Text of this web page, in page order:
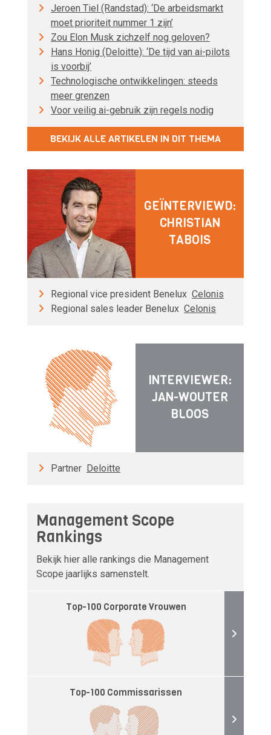
Jeroen Tiel (Randstad): ‘De arbeidsmarkt
moet prioriteit nummer 1 zijn’
Zou Elon Musk zichzelf nog geloven?
Hans Honig (Deloitte): ‘De tijd van ai-pilots
is voorbij’
Technologische ontwikkelingen: steeds
meer grenzen
Voor veilig ai-gebruik zijn regels nodig
BEKIJK ALLE ARTIKELEN IN DIT THEMA
GEÏNTERVIEWD:
CHRISTIAN
TABOIS
Regional vice president Benelux Celonis
Regional sales leader Benelux Celonis
INTERVIEWER:
JAN-WOUTER
BLOOS
Partner Deloitte
Management Scope
Rankings
Bekijk hier alle rankings die Management
Scope jaarlijks samenstelt.
Top-100 Corporate Vrouwen
Top-100 Commissarissen